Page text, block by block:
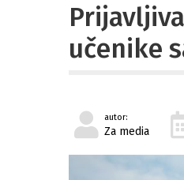
učenike
autor:
Za media